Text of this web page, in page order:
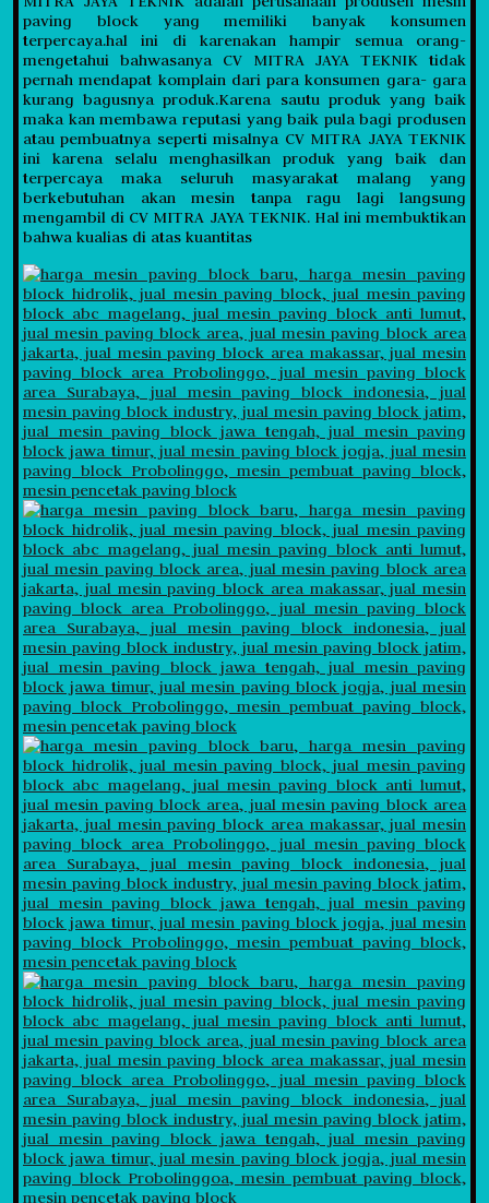
paving block yang memiliki banyak konsumen
terpercaya.hal ini di karenakan hampir semua orang-
mengetahui bahwasanya CV MITRA JAYA TEKNIK tidak
pernah mendapat komplain dari para konsumen gara- gara
kurang bagusnya produk.Karena sautu produk yang baik
maka kan membawa reputasi yang baik pula bagi produsen
atau pembuatnya seperti misalnya CV MITRA JAYA TEKNIK
ini karena selalu menghasilkan produk yang baik dan
terpercaya maka seluruh masyarakat malang yang
berkebutuhan akan mesin tanpa ragu lagi langsung
mengambil di CV MITRA JAYA TEKNIK. Hal ini membuktikan
bahwa kualias di atas kuantitas